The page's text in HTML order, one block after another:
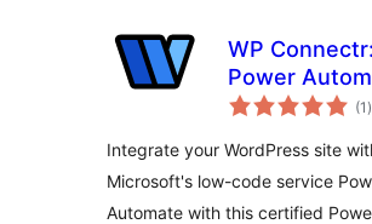
WP Connectr:
Power
integration
(1 )
Integrate your WordPress site
Microsoft's low-code service
Automate with this certified